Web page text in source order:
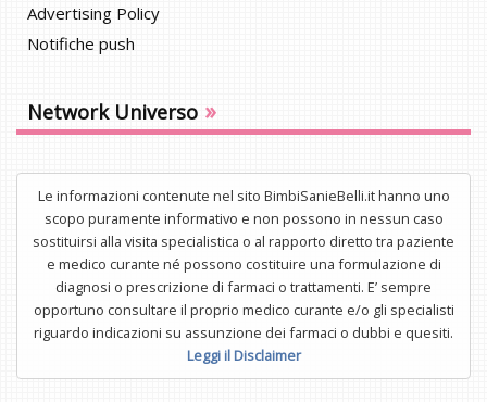
Advertising Policy
Notifiche push
Network Universo »
Le informazioni contenute nel sito BimbiSanieBelli.it hanno uno
scopo puramente informativo e non possono in nessun caso
sostituirsi alla visita specialistica o al rapporto diretto tra paziente
e medico curante né possono costituire una formulazione di
diagnosi o prescrizione di farmaci o trattamenti. E’ sempre
opportuno consultare il proprio medico curante e/o gli specialisti
riguardo indicazioni su assunzione dei farmaci o dubbi e quesiti.
Leggi il Disclaimer